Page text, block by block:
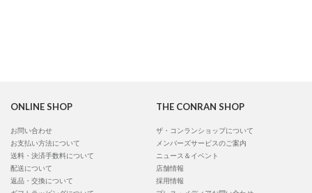
ONLINE SHOP
お問い合わせ
お支払い方法について
送料・決済手数料について
配送について
返品・交換について
THE CONRAN SHOP
ザ・コンランショップについて
メンバーズサービスのご案内
ニュース＆イベント
店舗情報
採用情報